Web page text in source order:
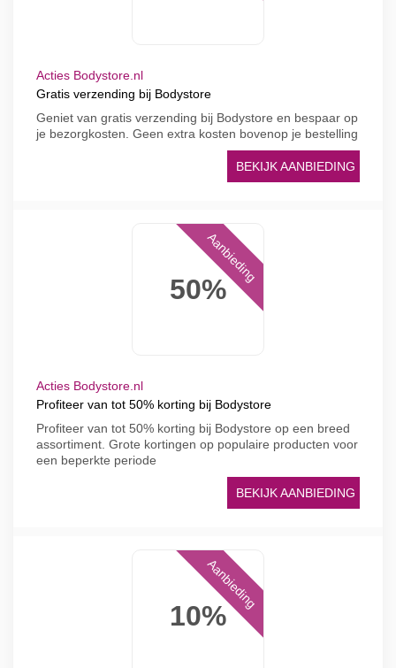
Acties Bodystore.nl
Gratis verzending bij Bodystore
Geniet van gratis verzending bij Bodystore en bespaar op
je bezorgkosten. Geen extra kosten bovenop je bestelling
BEKIJK AANBIEDING
50%
Aanbieding
Acties Bodystore.nl
Profiteer van tot 50% korting bij Bodystore
Profiteer van tot 50% korting bij Bodystore op een breed
assortiment. Grote kortingen op populaire producten voor
een beperkte periode
BEKIJK AANBIEDING
10%
Aanbieding